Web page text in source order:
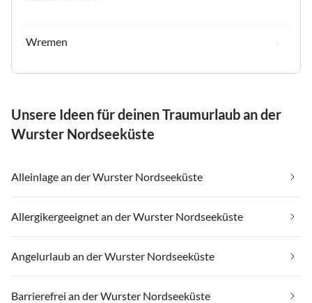
Wremen
Unsere Ideen für deinen Traumurlaub an der
Wurster Nordseeküste
Alleinlage an der Wurster Nordseeküste
Allergikergeeignet an der Wurster Nordseeküste
Angelurlaub an der Wurster Nordseeküste
Barrierefrei an der Wurster Nordseeküste